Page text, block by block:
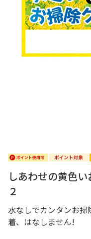
しあわせの黄色
２
水なしでカンタンお
着、はなしません!